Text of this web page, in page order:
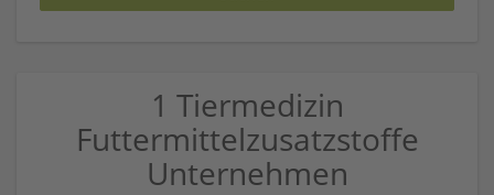
1 Tiermedizin
Futtermittelzusatzstoffe
Unternehmen